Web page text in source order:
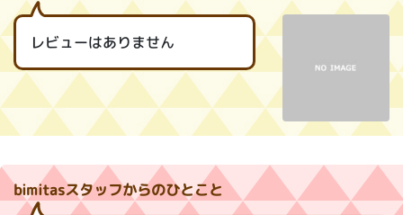
レビューはありません
bimitasスタッフからのひとこと